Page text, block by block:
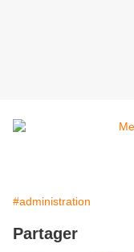
#administration
Partager